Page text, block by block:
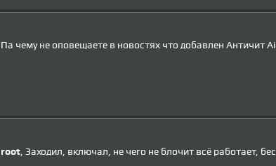
Па чему не оповещаете в новостях что добавлен Античит
root, Заходил, включал, не чего не блочит всё работает,